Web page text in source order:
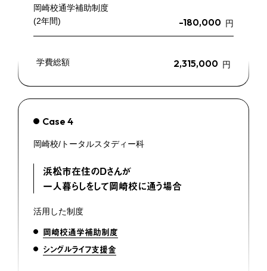
岡崎校通学補助制度
(2年間)
-180,000 円
学費総額 2,315,000 円
Case 4
岡崎校/トータルスタディー科
浜松市在住のDさんが
一人暮らしをして岡崎校に通う場合
活用した制度
岡崎校通学補助制度
シングルライフ支援金